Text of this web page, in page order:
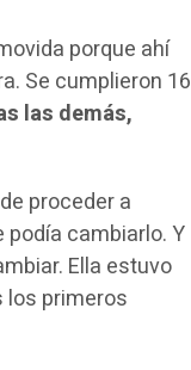
porque ahí
Se cumplieron 16
las demás,
proceder a
podía cambiarlo. Y
Ella estuvo
los primeros